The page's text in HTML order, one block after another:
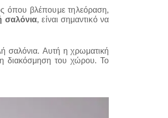
όπου βλέπουμε τηλεόραση,
σαλόνια, είναι σημαντικό να
σαλόνια. Αυτή η χρωματική
διακόσμηση του χώρου. Το